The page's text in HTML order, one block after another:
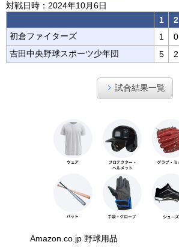
対戦日時：2024年10月6日
1
2
初倉ファイターズ
1 0
吉田中央野球スポーツ少年団
5 2
試合結果一覧
Amazon.co.jp 野球用品